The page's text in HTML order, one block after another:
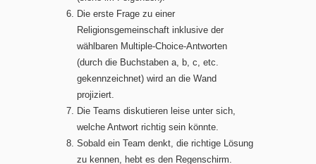
Die erste Frage zu einer
Religionsgemeinschaft inklusive der
wählbaren Multiple-Choice-Antworten
(durch die Buchstaben a, b, c, etc.
gekennzeichnet) wird an die Wand
projiziert.
Die Teams diskutieren leise unter sich,
welche Antwort richtig sein könnte.
Sobald ein Team denkt, die richtige Lösung
zu kennen, hebt es den Regenschirm.